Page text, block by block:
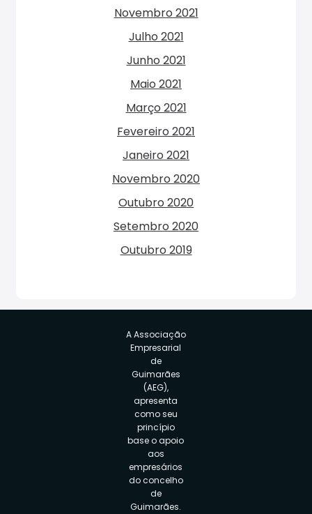
Novembro 2021
Julho 2021
Junho 2021
Maio 2021
Março 2021
Fevereiro 2021
Janeiro 2021
Novembro 2020
Outubro 2020
Setembro 2020
Outubro 2019
A Associação
Empresarial
de
Guimarães
(AEG),
apresenta
como seu
princípio
base o apoio
aos
empresários
do concelho
de
Guimarães.